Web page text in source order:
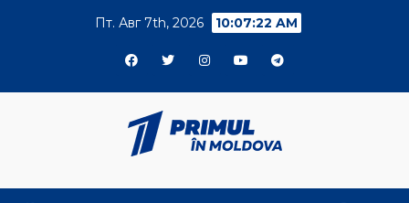
Пт. Авг 7th, 2026 10:07:23 AM